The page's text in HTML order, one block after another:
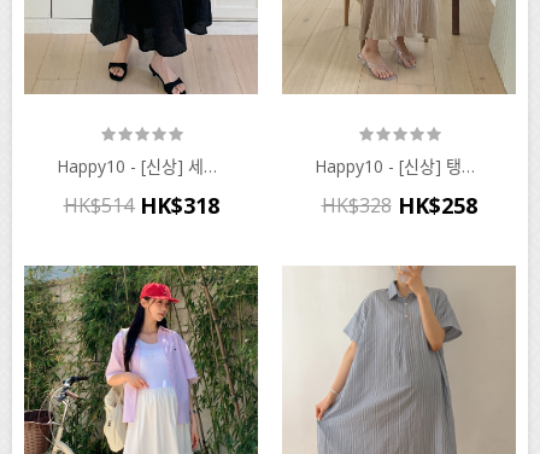
Happy10 - [신상] 세이지 스퀘어넥 원피스♡韓國孕婦裝連身裙
HK$514 HK$318
Happy10 - [신상] 탱글플리츠 끈나시 원피스♡韓國孕婦裝連身裙
HK$328 HK$258